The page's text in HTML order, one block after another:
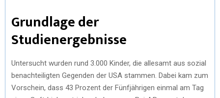
Grundlage der
Studienergebnisse
Untersucht wurden rund 3.000 Kinder, die allesamt aus sozial
benachteiligten Gegenden der USA stammen. Dabei kam zum
Vorschein, dass 43 Prozent der Fünfjährigen einmal am Tag